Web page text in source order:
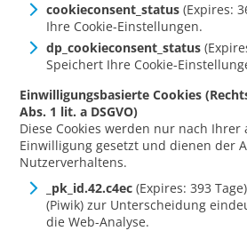
cookieconsent_status (Expires:
Ihre Cookie-Einstellungen.
dp_cookieconsent_status
Speichert Ihre Cookie-
Einwilligungsbasierte Cookies
Abs. 1 lit. a DSGVO)
Diese Cookies werden nur nach Ihrer
Einwilligung gesetzt und dienen der
Nutzerverhaltens.
_pk_id.42.c4ec (Expires: 393
(Piwik) zur Unterscheidung
die Web-Analyse.